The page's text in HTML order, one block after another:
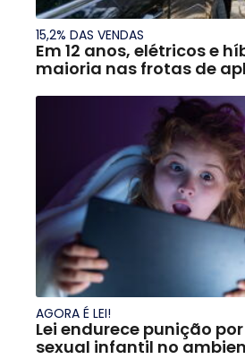
15,2% DAS VENDAS
Em 12 anos, elétricos e
maioria nas frotas de
AGORA É LEI!
Lei endurece punição
sexual infantil no